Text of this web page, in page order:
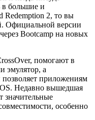
в большие и
Redemption 2, то вы
Официальной версии
Bootcamp на новых
помогают в
эмулятор, а
приложениям
Недавно вышедшая
значительные
особенно